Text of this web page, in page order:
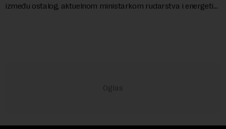
između ostalog, aktuelnom ministarkom rudarstva i energetike